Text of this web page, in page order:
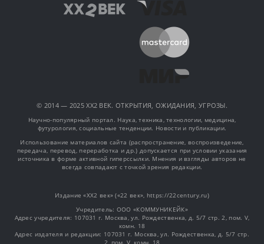
© 2014 — 2025 XX2 ВЕК. ОТКРЫТИЯ, ОЖИДАНИЯ, УГРОЗЫ.
Научно-популярный портал. Наука, техника, технологии, медицина,
футурология, социальные тенденции. Новости и публикации.
Использование материалов сайта (распространение, воспроизведение,
передача, перевод, переработка и др.) допускается при условии указания
источника в форме активной гиперссылки. Мнения и взгляды авторов не
всегда совпадают с точкой зрения редакции.
Издание «XX2 век» («22 век», https://22century.ru)
Учредитель: OOO «КОММУНИКЕЙК»
Адрес учредителя: 107031 г. Москва, ул. Рождественка, д. 5/7 стр. 2, пом. V,
комн. 18
Адрес издателя и редакции: 107031 г. Москва, ул. Рождественка, д. 5/7 стр.